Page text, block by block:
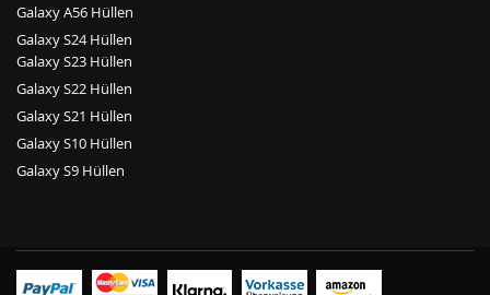
Galaxy A56 Hüllen
Galaxy S24 Hüllen
Galaxy S23 Hüllen
Galaxy S22 Hüllen
Galaxy S21 Hüllen
Galaxy S10 Hüllen
Galaxy S9 Hüllen